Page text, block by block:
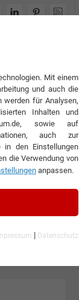
Mit einem
und auch die
werden für Analysen,
Inhalten und
sowie auf
auch zur
in den Einstellungen
die Verwendung von
anpassen.
| Datenschutz